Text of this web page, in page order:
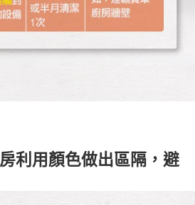
利用顏色做出區隔，避